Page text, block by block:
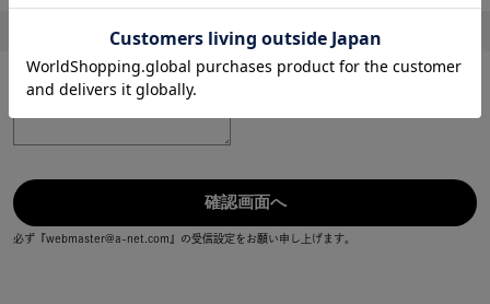
必ず『webmaster@a-net.com』の受信設定をお願い申し上げます。